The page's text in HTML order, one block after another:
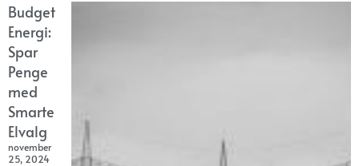
Budget
Energi:
Spar
Penge
med
Smarte
Elvalg
november
25, 2024